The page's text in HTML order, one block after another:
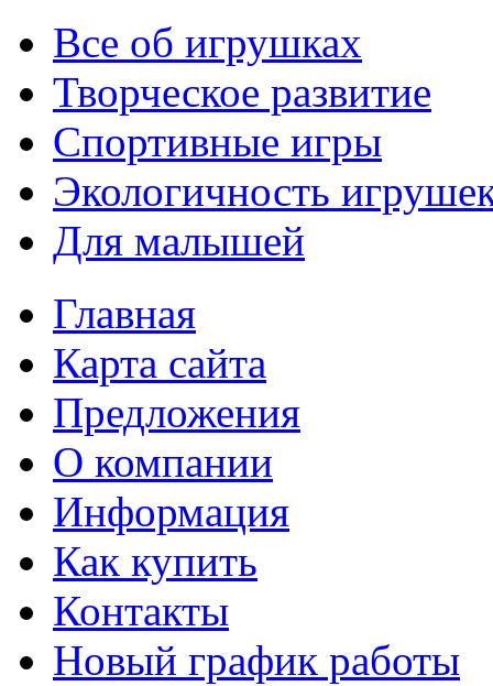
Все об игрушках
Творческое развитие
Спортивные игры
Экологичность
Для малышей
Главная
Карта сайта
Предложения
О компании
Информация
Как купить
Контакты
Новый график работы